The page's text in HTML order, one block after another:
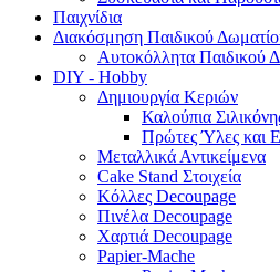
Παιχνίδια
Διακόσμηση Παιδικού
Αυτοκόλλητα Παιδικού
DIY - Hobby
Δημιουργία Κεριών
Καλούπια
Πρώτες Ύλες και
Μεταλλικά Αντικείμενα
Cake Stand Στοιχεία
Κόλλες Decoupage
Πινέλα Decoupage
Χαρτιά Decoupage
Papier-Mache